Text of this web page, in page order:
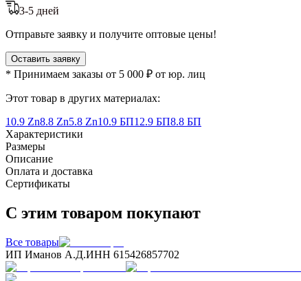
3-5 дней
Отправьте заявку и получите оптовые цены!
Оставить заявку
* Принимаем заказы от 5 000 ₽ от юр. лиц
Этот товар в других материалах:
10.9 Zn8.8 Zn5.8 Zn10.9 БП12.9 БП8.8 БП
Характеристики
Размеры
Описание
Оплата и доставка
Сертификаты
С этим товаром покупают
Все товары
ИП Иманов А.Д.ИНН 615426857702